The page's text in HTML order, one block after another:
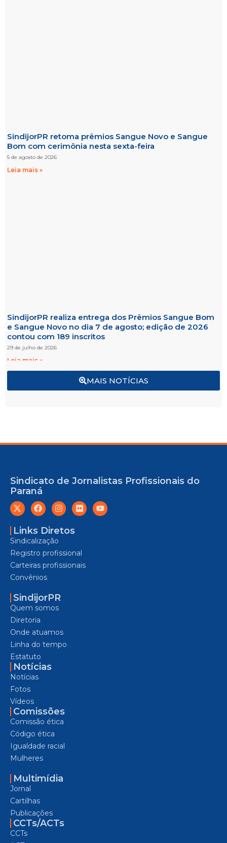
MAIS NOTÍCIAS
SindijorPR retoma prêmios Sangue Novo e Sangue
Bom com cerimônia nesta sexta-feira
5 de agosto de 2026
Leia mais »
SindijorPR realiza entrega dos Prêmios Sangue Bom
e Sangue Novo no dia 7 de agosto; edição de 2026
contou com 189 inscritos
29 de julho de 2026
Leia mais »
Sindicato de Jornalistas Profissionais do
Paraná
Links Diretos
Sindicalização
Registro profissional
Carteiras profissionais
Convênios
SindijorPR
Quem somos
Diretoria
Onde atuamos
Linha do tempo
Estatuto
Notícias
Notícias
Fotos
Vídeos
Comissões
Comissão ética
Código ética
Igualdade racial
Mulheres
Multimídia
Jornal
Cartilhas
Publicações
CCTs/ACTs
CCTs